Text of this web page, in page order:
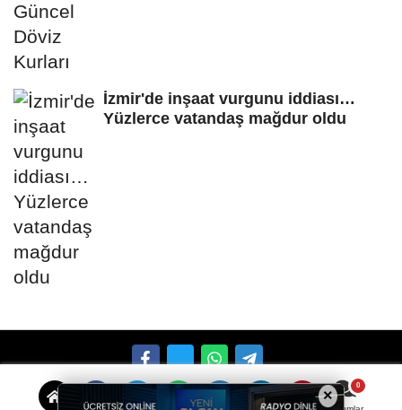
İzmir'de inşaat vurgunu iddiası…
Yüzlerce vatandaş mağdur oldu
Künye İletişim Çerez Politikası Gizlilik İlkeleri
×